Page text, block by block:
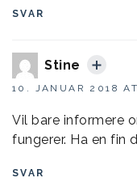
SVAR
Stine
10. JANUAR 2018
Vil bare informere
fungerer. Ha en fin
SVAR